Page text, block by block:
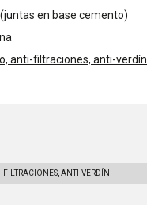
en base cemento)
anti-filtraciones, anti-verdín
ANTI-VERDÍN